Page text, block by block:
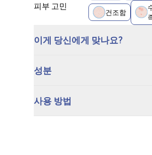
피부 고민
건조함
이게 당신에게 맞나요?
성분
사용 방법